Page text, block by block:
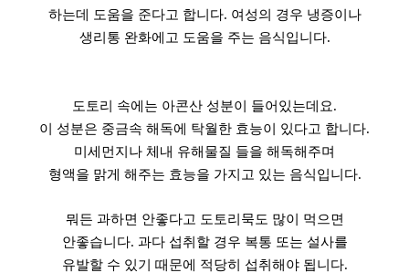
하는데 도움을 준다고 합니다. 여성의 경우 냉증이나
생리통 완화에고 도움을 주는 음식입니다.
도토리 속에는 아콘산 성분이 들어있는데요.
이 성분은 중금속 해독에 탁월한 효능이 있다고 합니다.
미세먼지나 체내 유해물질 들을 해독해주며
형액을 맑게 해주는 효능을 가지고 있는 음식입니다.
뭐든 과하면 안좋다고 도토리묵도 많이 먹으면
안좋습니다. 과다 섭취할 경우 복통 또는 설사를
유발할 수 있기 때문에 적당히 섭취해야 됩니다.